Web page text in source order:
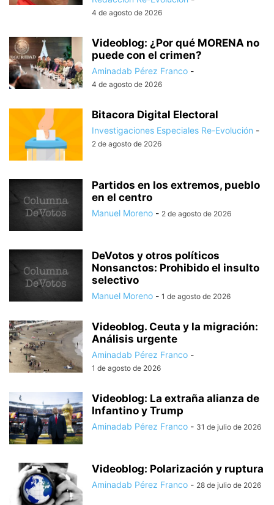
4 de agosto de 2026
Videoblog: ¿Por qué MORENA no
puede con el crimen?
Aminadab Pérez Franco -
4 de agosto de 2026
Bitacora Digital Electoral
Investigaciones Especiales Re-Evolución -
2 de agosto de 2026
Partidos en los extremos, pueblo
en el centro
Manuel Moreno - 2 de agosto de 2026
DeVotos y otros políticos
Nonsanctos: Prohibido el insulto
selectivo
Manuel Moreno - 1 de agosto de 2026
Videoblog. Ceuta y la migración:
Análisis urgente
Aminadab Pérez Franco -
1 de agosto de 2026
Videoblog: La extraña alianza de
Infantino y Trump
Aminadab Pérez Franco - 31 de julio de 2026
Videoblog: Polarización y ruptura
Aminadab Pérez Franco - 28 de julio de 2026